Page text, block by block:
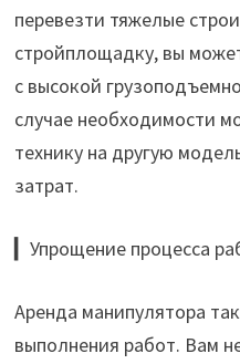
перевезти тяжелые
стройплощадку, вы
с высокой
случае необходимости
технику на другую
затрат.
▎Упрощение процесса
Аренда манипулятора
выполнения работ. Вам